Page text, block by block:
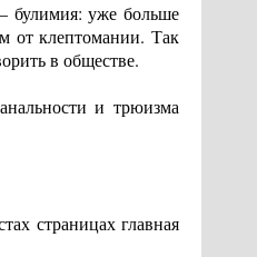
булимия: уже больше
от клептомании. Так
в обществе.
и трюизма
страницах главная